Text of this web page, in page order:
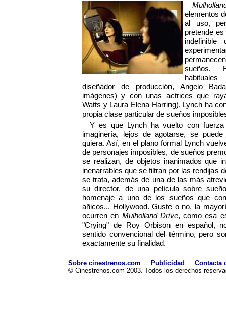
elementos
al uso,
pretende
indefinible
sueños.
diseñador de producción, Angelo
imágenes) y con unas actrices que
Watts y Laura Elena Harring), Lynch ha
propia clase particular de sueños
Y es que Lynch ha vuelto con
imaginería, lejos de agotarse, se
quiera. Así, en el plano formal Lynch
de personajes imposibles, de sueños
se realizan, de objetos inanimados que
inenarrables que se filtran por las rendijas
se trata, además de una de las más
su director, de una película sobre
homenaje a uno de los sueños que
añicos... Hollywood. Guste o no, la
ocurren en Mulholland Drive, como esa
"Crying" de Roy Orbison en español,
sentido convencional del término, pero
exactamente su finalidad.
Sobre cinestrenos.com Publicidad
Contacta
© Cinestrenos.com 2003. Todos los derechos